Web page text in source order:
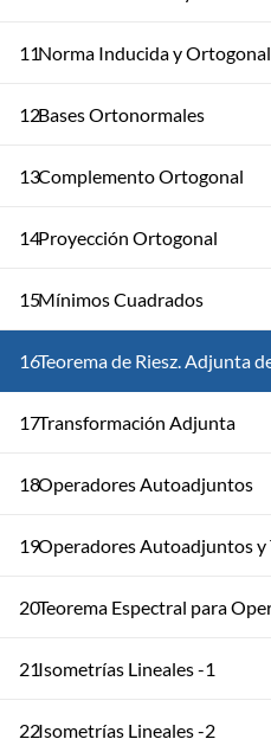
11Norma Inducida y
12Bases Ortonormales
13Complemento Ortogonal
14Proyección Ortogonal
15Mínimos Cuadrados
16Teorema de Riesz. Adjunta
17Transformación Adjunta
18Operadores Autoadjuntos
19Operadores Autoadjuntos y
20Teorema Espectral para
21Isometrías Lineales -1
22Isometrías Lineales -2